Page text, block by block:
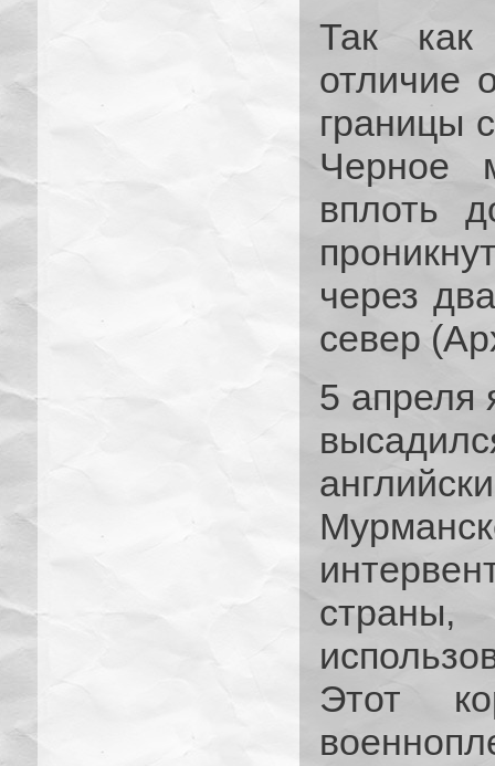
Так как
отличие
границы
Черное
вплоть
через
север
5 апреля
Этот